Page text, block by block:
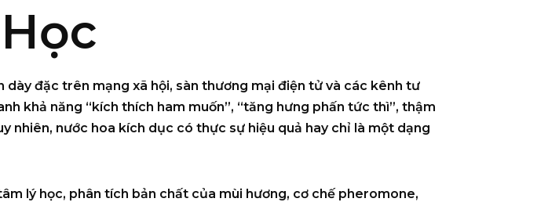
dày đặc trên mạng xã hội, sàn thương mại điện tử và các kênh tư
khả năng “kích thích ham muốn”, “tăng hưng phấn tức thì”, thậm
nhiên, nước hoa kích dục có thực sự hiệu quả hay chỉ là một dạng
lý học, phân tích bản chất của mùi hương, cơ chế pheromone,